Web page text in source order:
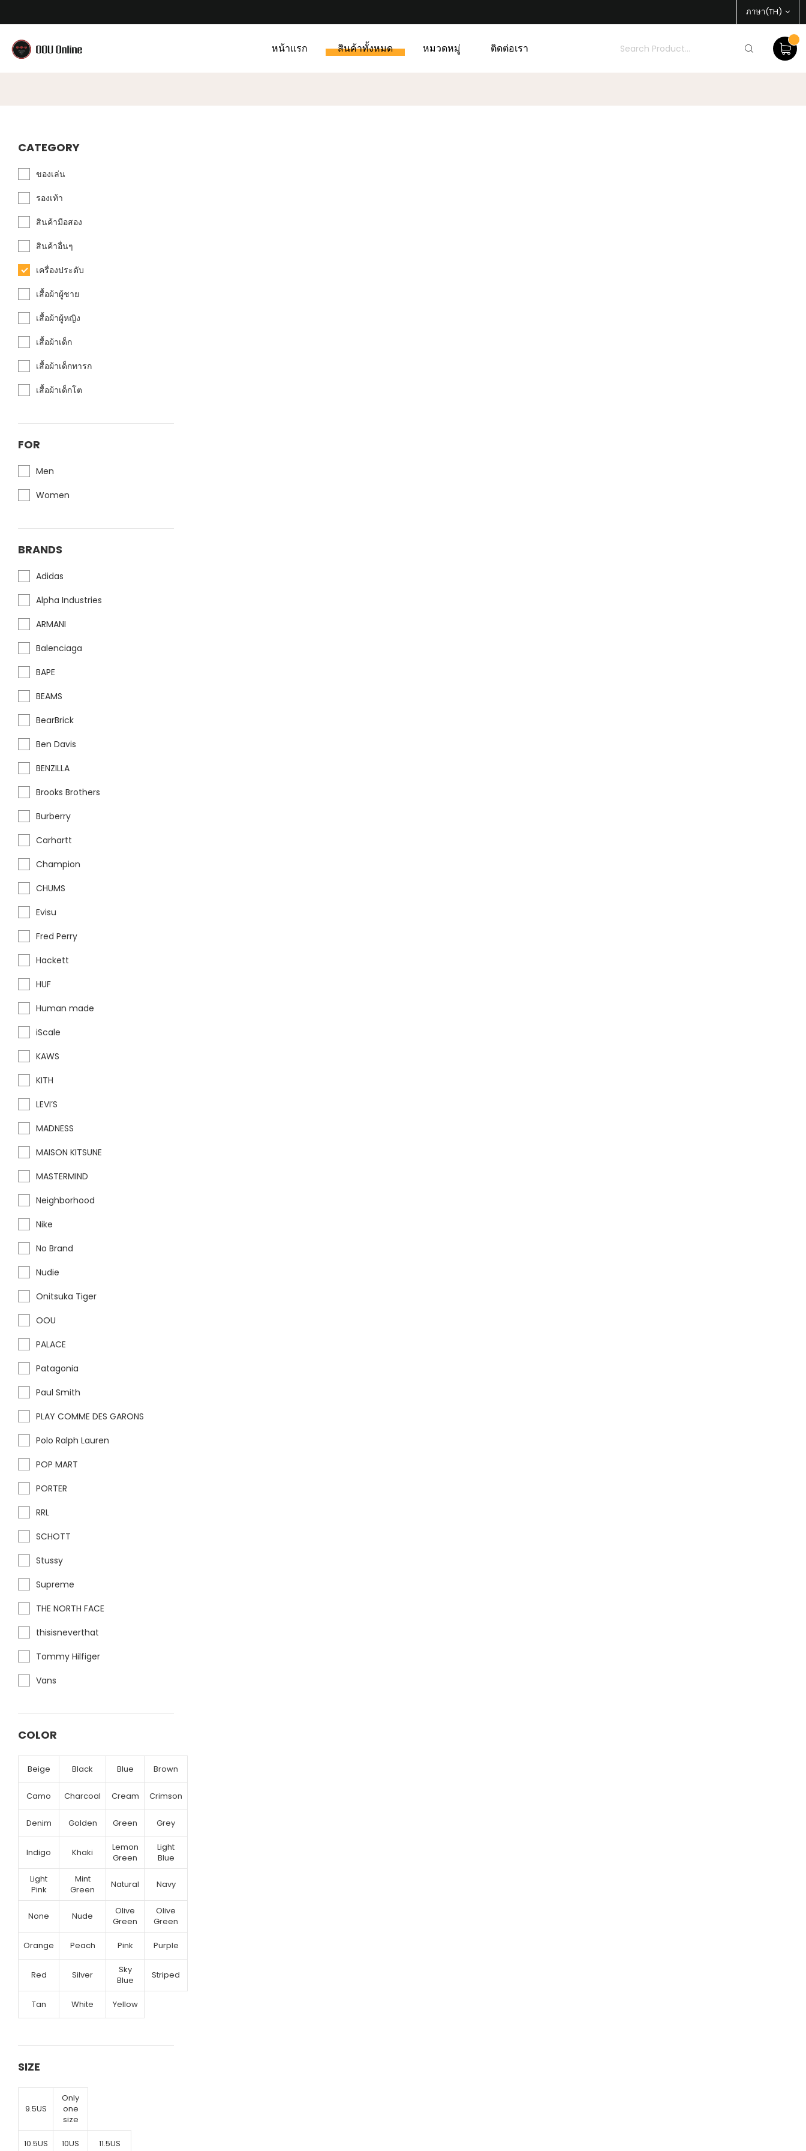
ภาษา(TH)
หน้าแรก สินค้าทั้งหมด หมวดหมู่ ติดต่อเรา
CATEGORY
ของเล่น
รองเท้า
สินค้ามือสอง
สินค้าอื่นๆ
เครื่องประดับ
เสื้อผ้าผู้ชาย
เสื้อผ้าผู้หญิง
เสื้อผ้าเด็ก
เสื้อผ้าเด็กทารก
เสื้อผ้าเด็กโต
FOR
Men
Women
BRANDS
Adidas
Alpha Industries
ARMANI
Balenciaga
BAPE
BEAMS
BearBrick
Ben Davis
BENZILLA
Brooks Brothers
Burberry
Carhartt
Champion
CHUMS
Evisu
Fred Perry
Hackett
HUF
Human made
iScale
KAWS
KITH
LEVI’S
MADNESS
MAISON KITSUNE
MASTERMIND
Neighborhood
Nike
No Brand
Nudie
Onitsuka Tiger
OOU
PALACE
Patagonia
Paul Smith
PLAY COMME DES GARONS
Polo Ralph Lauren
POP MART
PORTER
RRL
SCHOTT
Stussy
Supreme
THE NORTH FACE
thisisneverthat
Tommy Hilfiger
Vans
COLOR
Beige Black Blue Brown
Camo Charcoal Cream Crimson
Denim Golden Green Grey
Indigo Khaki
Lemon
Green
Light
Blue
Light
Pink
Mint
Green
Natural Navy
None Nude
Olive
Green
Olive
Green
Orange Peach Pink Purple
Red Silver
Sky
Blue
Striped
Tan White Yellow
SIZE
9.5US
Only
one
size
10.5US 10US 11.5US